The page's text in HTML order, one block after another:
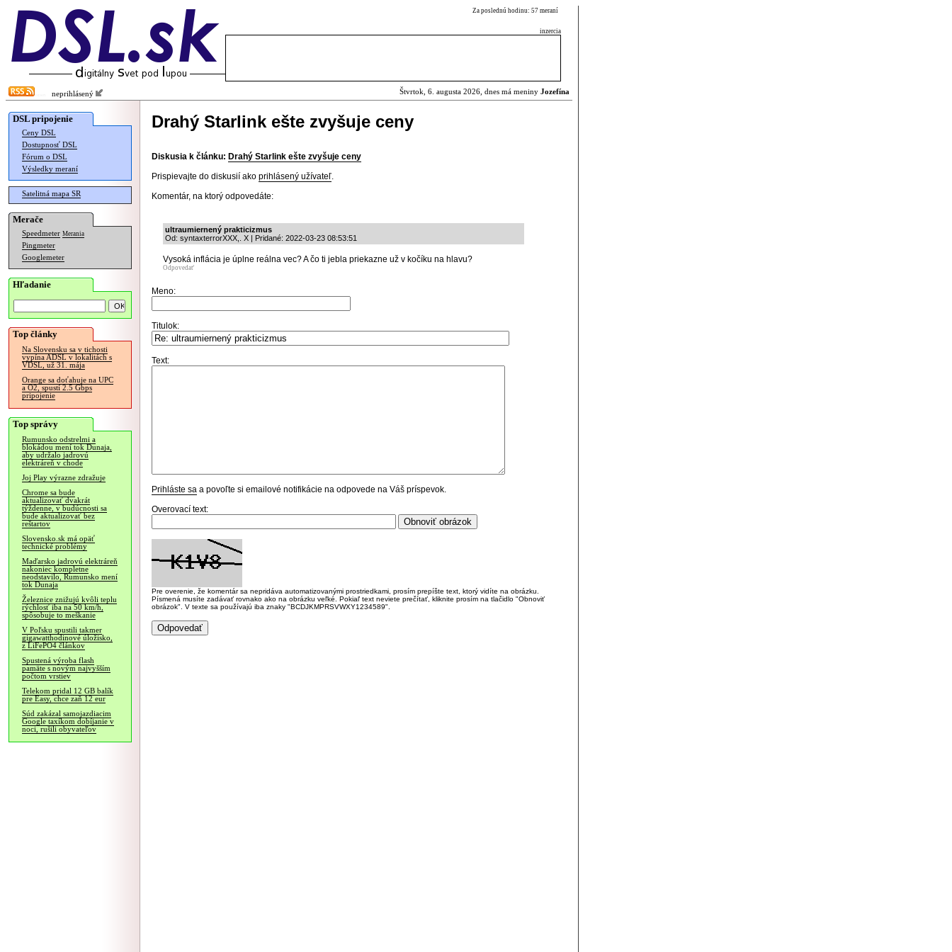
Za poslednú hodinu: 57 meraní
inzercia
neprihlásený Štvrtok, 6. augusta 2026, dnes má meniny Jozefína
DSL pripojenie
Ceny DSL
Dostupnosť DSL
Fórum o DSL
Výsledky meraní
Satelitná mapa SR
Merače
Speedmeter Merania
Pingmeter
Googlemeter
Hľadanie
Top články
Na Slovensku sa v tichosti
vypína ADSL v lokalitách s
VDSL, už 31. mája
Orange sa doťahuje na UPC
a O2, spustí 2.5 Gbps
pripojenie
Top správy
Rumunsko odstrelmi a
blokádou mení tok Dunaja,
aby udržalo jadrovú
elektráreň v chode
Joj Play výrazne zdražuje
Chrome sa bude
aktualizovať dvakrát
týždenne, v budúcnosti sa
bude aktualizovať bez
reštartov
Slovensko.sk má opäť
technické problémy
Maďarsko jadrovú elektráreň
nakoniec kompletne
neodstavilo, Rumunsko mení
tok Dunaja
Železnice znižujú kvôli teplu
rýchlosť iba na 50 km/h,
spôsobuje to meškanie
V Poľsku spustili takmer
gigawatthodinové úložisko,
z LiFePO4 článkov
Spustená výroba flash
pamäte s novým najvyšším
počtom vrstiev
Telekom pridal 12 GB balík
pre Easy, chce zaň 12 eur
Súd zakázal samojazdiacim
Google taxíkom dobíjanie v
noci, rušili obyvateľov
Drahý Starlink ešte zvyšuje ceny
Diskusia k článku: Drahý Starlink ešte zvyšuje ceny
Prispievajte do diskusií ako prihlásený užívateľ.
Komentár, na ktorý odpovedáte:
ultraumiernený prakticizmus
Od: syntaxterrorXXX,. X | Pridané: 2022-03-23 08:53:51
Vysoká inflácia je úplne reálna vec? A čo ti jebla priekazne už v kočíku na hlavu?
Odpovedať
Meno:
Titulok:
Text:
Prihláste sa a povoľte si emailové notifikácie na odpovede na Váš príspevok.
Overovací text:
Pre overenie, že komentár sa nepridáva automatizovanými prostriedkami, prosím prepíšte text, ktorý vidíte na obrázku.
Písmená musíte zadávať rovnako ako na obrázku veľké. Pokiaľ text neviete prečítať, kliknite prosím na tlačidlo "Obnoviť
obrázok". V texte sa používajú iba znaky "BCDJKMPRSVWXY1234589".